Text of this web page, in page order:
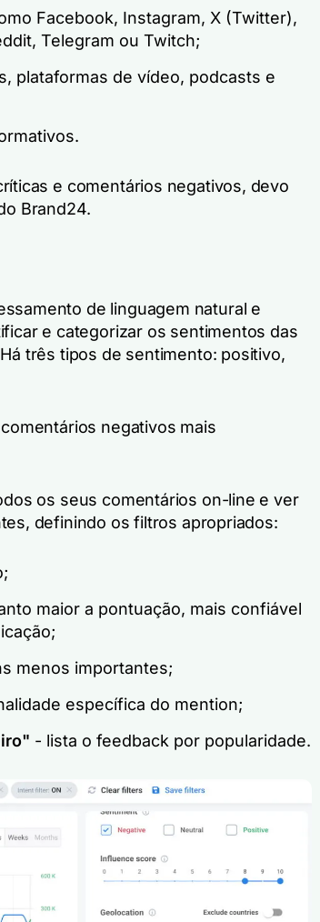
Facebook, Instagram, X (Twitter),
Telegram ou Twitch;
plataformas de vídeo, podcasts e
e comentários negativos, devo
Brand24.
de linguagem natural e
e categorizar os sentimentos das
três tipos de sentimento: positivo,
negativos mais
os seus comentários on-line e ver
definindo os filtros apropriados:
maior a pontuação, mais confiável
menos importantes;
específica do mention;
- lista o feedback por popularidade.